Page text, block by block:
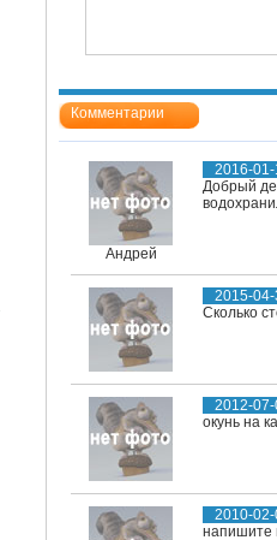
Комментарии
Андрей
2016-
Добрый
2015-
Сколько
2012-
окунь на
2010-
напишите